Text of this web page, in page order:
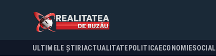
ULTIMELE ȘTIRI ACTUALITATE POLITICA ECONOMIESOCIAL